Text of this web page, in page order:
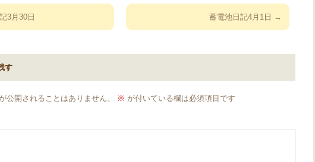
3月30日 蓄電池日記4月1日 →
す
公開されることはありません。 ※ が付いている欄は必須項目です